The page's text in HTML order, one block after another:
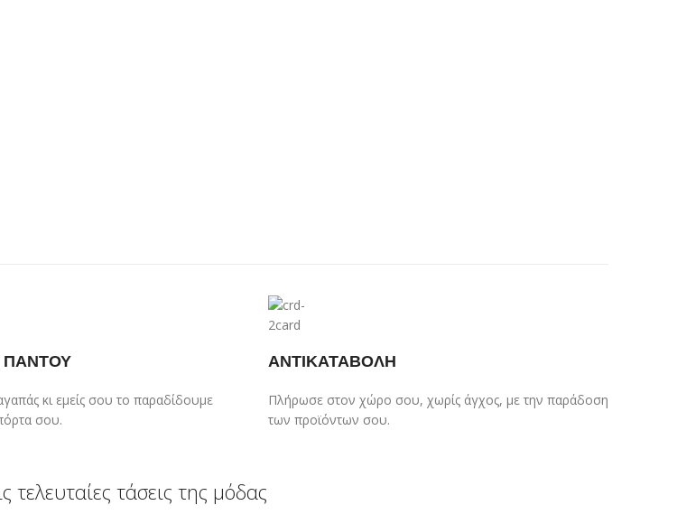
κι εμείς σου το παραδίδουμε
σου.
ΑΝΤΙΚΑΤΑΒΟΛΗ
Πλήρωσε στον χώρο σου, χωρίς άγχος, με την παράδοση
των προϊόντων σου.
τελευταίες τάσεις της μόδας